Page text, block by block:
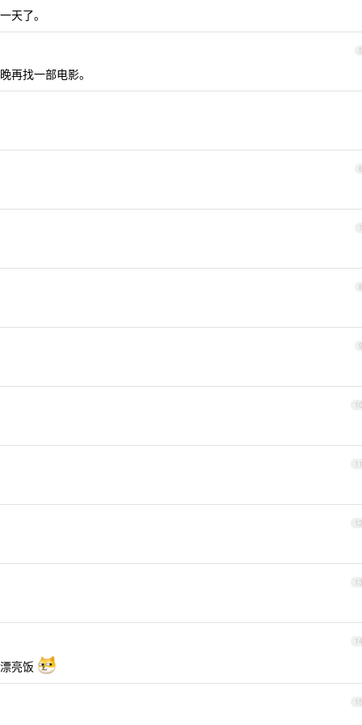
天了。
5
再找一部电影。
6
7
8
9
10
11
12
13
14
亮饭
15